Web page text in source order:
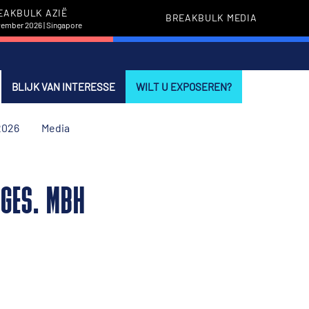
AZIË
2026 | Singapore
BREAKBULK MEDIA
BLIJK VAN INTERESSE WILT U EXPOSEREN?
Media
MBH